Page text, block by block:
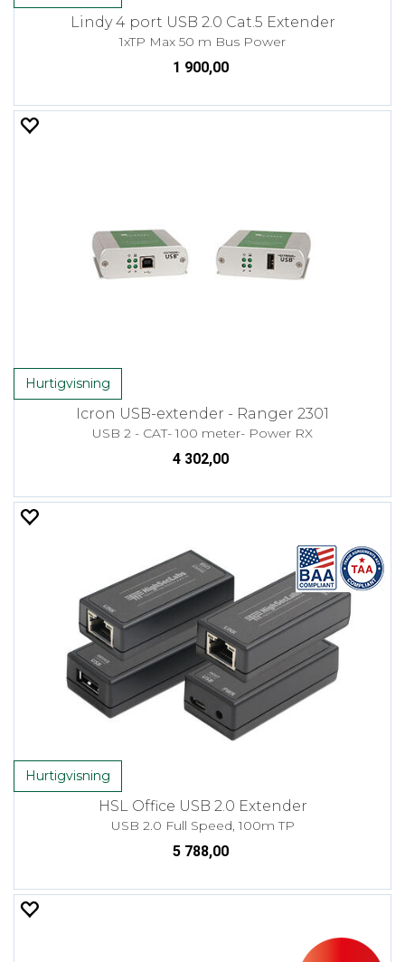
Lindy 4 port USB 2.0 Cat.5 Extender
1xTP Max 50 m Bus Power
1 900,00
Hurtigvisning
Icron USB-extender - Ranger 2301
USB 2 - CAT- 100 meter- Power RX
4 302,00
Hurtigvisning
HSL Office USB 2.0 Extender
USB 2.0 Full Speed, 100m TP
5 788,00